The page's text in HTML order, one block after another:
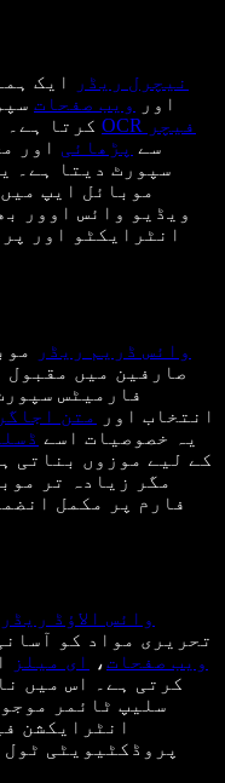
نیچرل ریڈر ایک
، EPUB اور ویب صفحات
OCR فیچر
سے پڑھائی اور
سپورٹ دیتا ہے۔
موبائل ایپ
ویڈیو وائس اوور
انٹرایکٹو اور
وائس ڈریم ریڈر
فارمیٹس
انتخاب اور
متن
یہ خصوصیات اسے
کے لیے موزوں بناتی
مگر زیادہ تر
فارم پر مکمل
وائس الاؤڈ ریڈر
تحریری مواد کو
ویب صفحات، ای میلز
کرتی ہے۔ اس میں
سلیپ ٹائمر
پروڈکٹیویٹی